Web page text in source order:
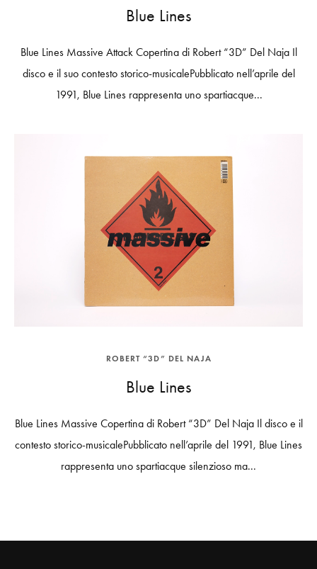
Blue Lines
Blue Lines Massive Attack Copertina di Robert “3D” Del Naja Il
disco e il suo contesto storico-musicalePubblicato nell’aprile del
1991, Blue Lines rappresenta uno spartiacque...
ROBERT “3D” DEL NAJA
Blue Lines
Blue Lines Massive Copertina di Robert “3D” Del Naja Il disco e il
contesto storico-musicalePubblicato nell’aprile del 1991, Blue Lines
rappresenta uno spartiacque silenzioso ma...